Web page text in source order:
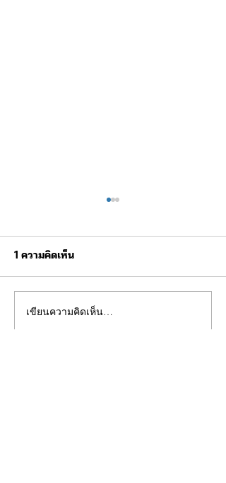
ผบช.ทท. ตรวจเยี่ยม การ
1 ความคิดเห็น
เขียนความคิดเห็น…